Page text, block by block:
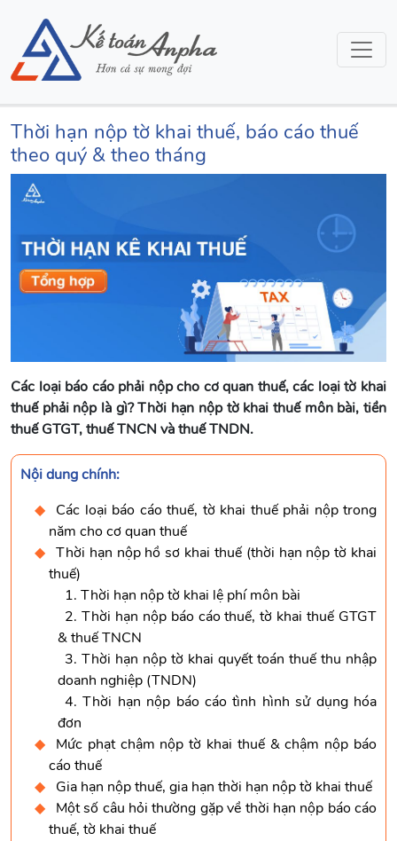
Thời hạn nộp tờ khai thuế, báo cáo thuế
theo quý & theo tháng
Các loại báo cáo phải nộp cho cơ quan thuế, các loại tờ khai
thuế phải nộp là gì? Thời hạn nộp tờ khai thuế môn bài, tiền
thuế GTGT, thuế TNCN và thuế TNDN.
Nội dung chính:
Các loại báo cáo thuế, tờ khai thuế phải nộp trong
năm cho cơ quan thuế
Thời hạn nộp hồ sơ khai thuế (thời hạn nộp tờ khai
thuế)
1. Thời hạn nộp tờ khai lệ phí môn bài
2. Thời hạn nộp báo cáo thuế, tờ khai thuế GTGT
& thuế TNCN
3. Thời hạn nộp tờ khai quyết toán thuế thu nhập
doanh nghiệp (TNDN)
4. Thời hạn nộp báo cáo tình hình sử dụng hóa
đơn
Mức phạt chậm nộp tờ khai thuế & chậm nộp báo
cáo thuế
Gia hạn nộp thuế, gia hạn thời hạn nộp tờ khai thuế
Một số câu hỏi thường gặp về thời hạn nộp báo cáo
thuế, tờ khai thuế